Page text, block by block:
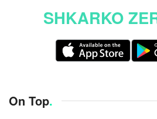
SHKARKO
On Top.